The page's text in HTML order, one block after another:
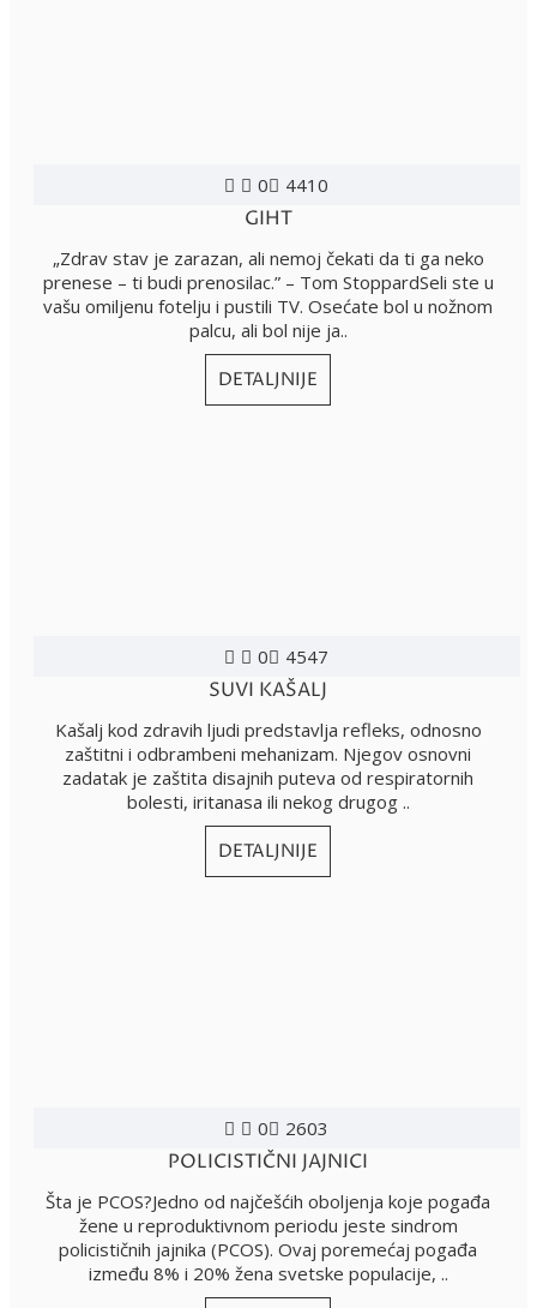
0 4410
GIHT
„Zdrav stav je zarazan, ali nemoj čekati da ti ga neko
prenese – ti budi prenosilac.” – Tom StoppardSeli ste u
vašu omiljenu fotelju i pustili TV. Osećate bol u nožnom
palcu, ali bol nije ja..
DETALJNIJE
0 4547
SUVI KAŠALJ
Kašalj kod zdravih ljudi predstavlja refleks, odnosno
zaštitni i odbrambeni mehanizam. Njegov osnovni
zadatak je zaštita disajnih puteva od respiratornih
bolesti, iritanasa ili nekog drugog ..
DETALJNIJE
0 2603
POLICISTIČNI JAJNICI
Šta je PCOS?Jedno od najčešćih oboljenja koje pogađa
žene u reproduktivnom periodu jeste sindrom
policističnih jajnika (PCOS). Ovaj poremećaj pogađa
između 8% i 20% žena svetske populacije, ..